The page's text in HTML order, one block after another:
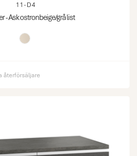
11-D4
- Ask ostronbeige/grå list
återförsäljare